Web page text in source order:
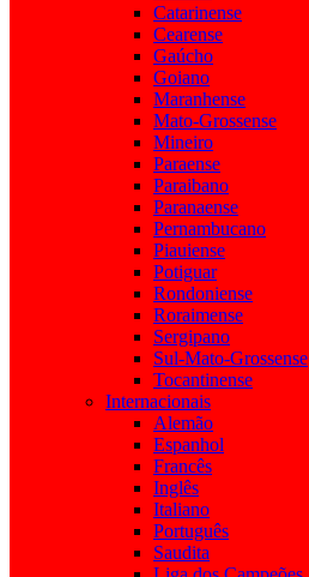
Catarinense
Cearense
Gaúcho
Goiano
Maranhense
Mato-Grossense
Mineiro
Paraense
Paraibano
Paranaense
Pernambucano
Piauiense
Potiguar
Rondoniense
Roraimense
Sergipano
Sul-Mato-Grossense
Tocantinense
Internacionais
Alemão
Espanhol
Francês
Inglês
Italiano
Português
Saudita